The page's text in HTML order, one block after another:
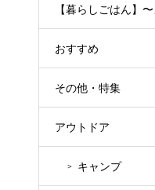
【暮らしごはん】
おすすめ
その他・特集
アウトドア
キャンプ